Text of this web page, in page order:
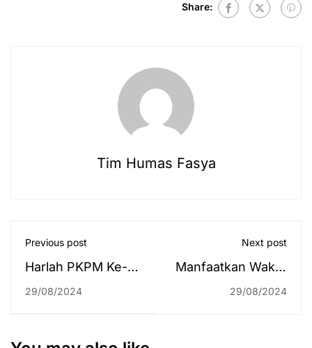
Share:
Tim Humas Fasya
Previous post
Harlah PKPM Ke-9:
"Perkuat Tali
yang Berkemajuan"
29/08/2024
Next post
Manfaatkan Waktu
Kosong di Sela
29/08/2024